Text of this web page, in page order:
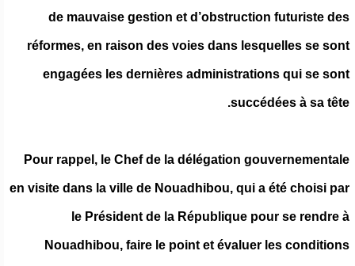
de mauvaise gestion et d’obstruction futuriste des
réformes, en raison des voies dans lesquelles se sont
engagées les dernières administrations qui se sont
succédées à sa tête.
Pour rappel, le Chef de la délégation gouvernementale
en visite dans la ville de Nouadhibou, qui a été choisi par
le Président de la République pour se rendre à
Nouadhibou, faire le point et évaluer les conditions